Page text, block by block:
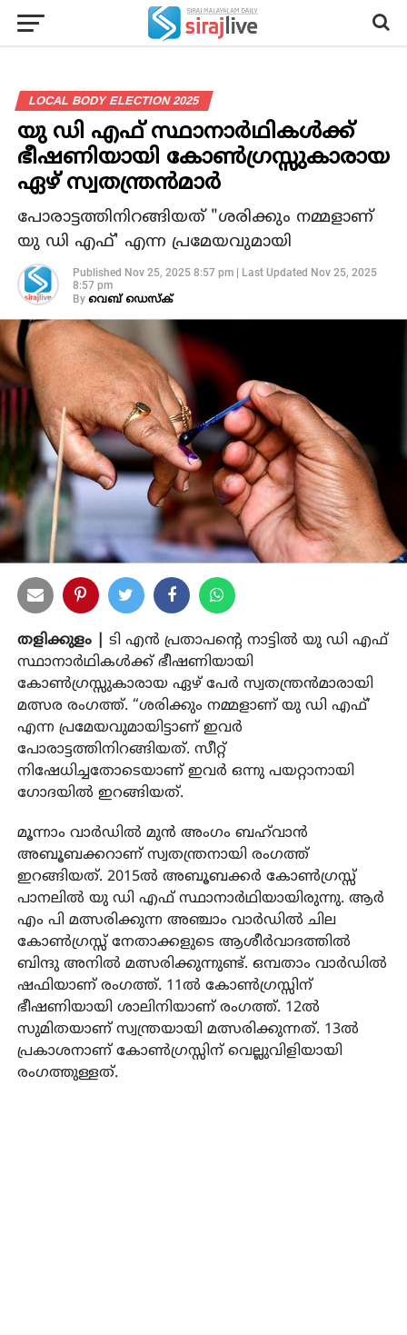
LOCAL BODY ELECTION 2025
യു ഡി എഫ് സ്ഥാനാർഥികൾക്ക്
ഭീഷണിയായി കോൺഗ്രസ്സുകാരായ
ഏഴ് സ്വതന്ത്രൻമാർ
പോരാട്ടത്തിനിറങ്ങിയത് "ശരിക്കും നമ്മളാണ്
യു ഡി എഫ്' എന്ന പ്രമേയവുമായി
Published Nov 25, 2025 8:57 pm| Last Updated Nov 25, 2025
8:57 pm
By വെബ് ഡെസ്‌ക്
തളിക്കുളം |
ടി എൻ പ്രതാപന്റെ നാട്ടിൽ യു ഡി എഫ്
സ്ഥാനാർഥികൾക്ക് ഭീഷണിയായി
കോൺഗ്രസ്സുകാരായ ഏഴ് പേർ സ്വതന്ത്രൻമാരായി
മത്സര രംഗത്ത്. “ശരിക്കും നമ്മളാണ് യു ഡി എഫ്’
എന്ന പ്രമേയവുമായിട്ടാണ് ഇവർ
പോരാട്ടത്തിനിറങ്ങിയത്. സീറ്റ്
നിഷേധിച്ചതോടെയാണ് ഇവർ ഒന്നു പയറ്റാനായി
ഗോദയിൽ ഇറങ്ങിയത്.
മൂന്നാം വാർഡിൽ മുൻ അംഗം ബഹ്‌വാൻ
അബൂബക്കറാണ് സ്വതന്ത്രനായി രംഗത്ത്
ഇറങ്ങിയത്. 2015ൽ അബൂബക്കർ കോൺഗ്രസ്സ്
പാനലിൽ യു ഡി എഫ് സ്ഥാനാർഥിയായിരുന്നു. ആർ
എം പി മത്സരിക്കുന്ന അഞ്ചാം വാർഡിൽ ചില
കോൺഗ്രസ്സ് നേതാക്കളുടെ ആശീർവാദത്തിൽ
ബിന്ദു അനിൽ മത്സരിക്കുന്നുണ്ട്. ഒമ്പതാം വാർഡിൽ
ഷഫിയാണ് രംഗത്ത്. 11ൽ കോൺഗ്രസ്സിന്
ഭീഷണിയായി ശാലിനിയാണ് രംഗത്ത്. 12ൽ
സുമിതയാണ് സ്വന്ത്രയായി മത്സരിക്കുന്നത്. 13ൽ
പ്രകാശനാണ് കോൺഗ്രസ്സിന് വെല്ലുവിളിയായി
രംഗത്തുള്ളത്.